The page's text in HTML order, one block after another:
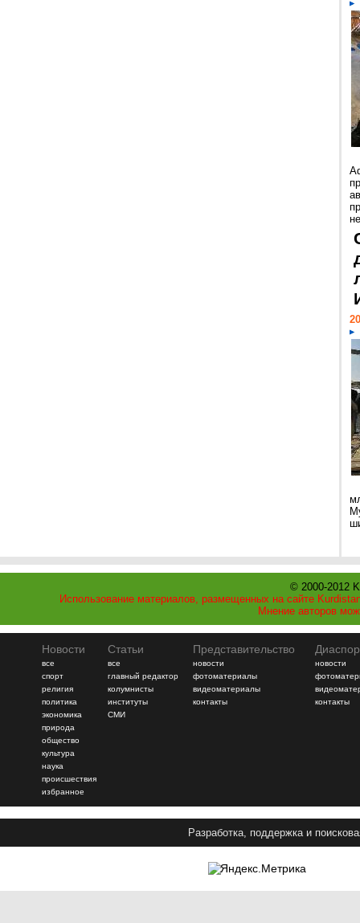
© 2000-2012
Использование материалов, размещенных на сайте
Мнение авторов
Новости
все
спорт
религия
политика
экономика
природа
общество
культура
наука
происшествия
избранное
Статьи
все
главный редактор
колумнисты
институты
СМИ
Представительство
новости
фотоматериалы
видеоматериалы
контакты
новости
контакты
Разработка, поддержка и